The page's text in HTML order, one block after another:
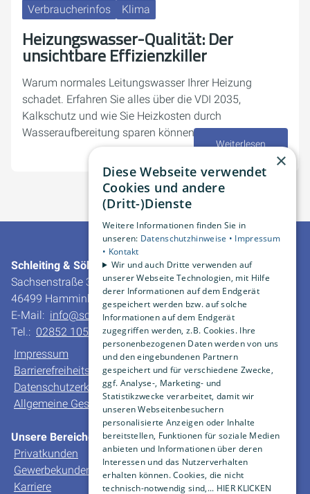
Verbraucherinfos Klima
Heizungswasser-Qualität: Der
unsichtbare Effizienzkiller
Warum normales Leitungswasser Ihrer Heizung
schadet. Erfahren Sie alles über die VDI 2035,
Kalkschutz und wie Sie Heizkosten durch
Wasseraufbereitung sparen können.
05. Juni 2026
Weiterlesen
1 2 3
Schleiting & Söhne GmbH & Co. KG
Sachsenstraße 30
46499 Hamminkeln-Dingden
E-Mail: info@schleiting.de
Tel.: 02852 10550
Impressum
Barrierefreiheitserklärung
Datenschutzerklärung
Allgemeine Geschäfts- und Verkaufsbedingungen
Unsere Bereiche
Privatkunden
Gewerbekunden
Karriere
×
Diese Webseite verwendet
Cookies und andere
(Dritt-)Dienste
Weitere Informationen finden Sie in
unseren: Datenschutzhinweise • Impressum
• Kontakt
Wir und auch Dritte verwenden auf
unserer Webseite Technologien, mit Hilfe
derer Informationen auf dem Endgerät
gespeichert werden bzw. auf solche
Informationen auf dem Endgerät
zugegriffen werden, z.B. Cookies. Ihre
personenbezogenen Daten werden von uns
und den eingebundenen Partnern
gespeichert und für verschiedene Zwecke,
ggf. Analyse-, Marketing- und
Statistikzwecke verarbeitet, damit wir
unseren Webseitenbesuchern
personalisierte Anzeigen oder Inhalte
bereitstellen, Funktionen für soziale Medien
anbieten und Informationen über deren
Interessen und das Nutzerverhalten
erhalten können. Cookies, die nicht
technisch-notwendig sind,... HIER KLICKEN